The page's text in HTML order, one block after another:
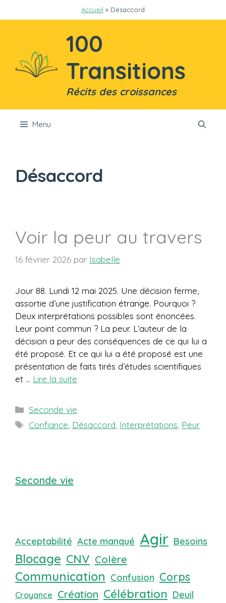
au
Accueil » Désaccord
100
Transitions
Récits des croissances
Menu
Désaccord
Voir la peur au travers
16 février 2026 par Isabelle
Jour 88. Lundi 12 mai 2025. Une décision ferme,
assortie d’une justification étrange. Pourquoi ?
Deux interprétations possibles sont énoncées.
Leur point commun ? La peur. L’auteur de la
décision a peur des conséquences de ce qui lui a
été proposé. Et ce qui lui a été proposé est une
présentation de faits tirés d’études scientifiques
et … Lire la suite
Catégories
Seconde vie
Étiquettes
Confiance Désaccord Interprétations Peur
Seconde vie
Acceptabilité Acte manqué Agir Besoins
Blocage CNV Colère
Communication Confusion Corps
Croyance Création Célébration Deuil